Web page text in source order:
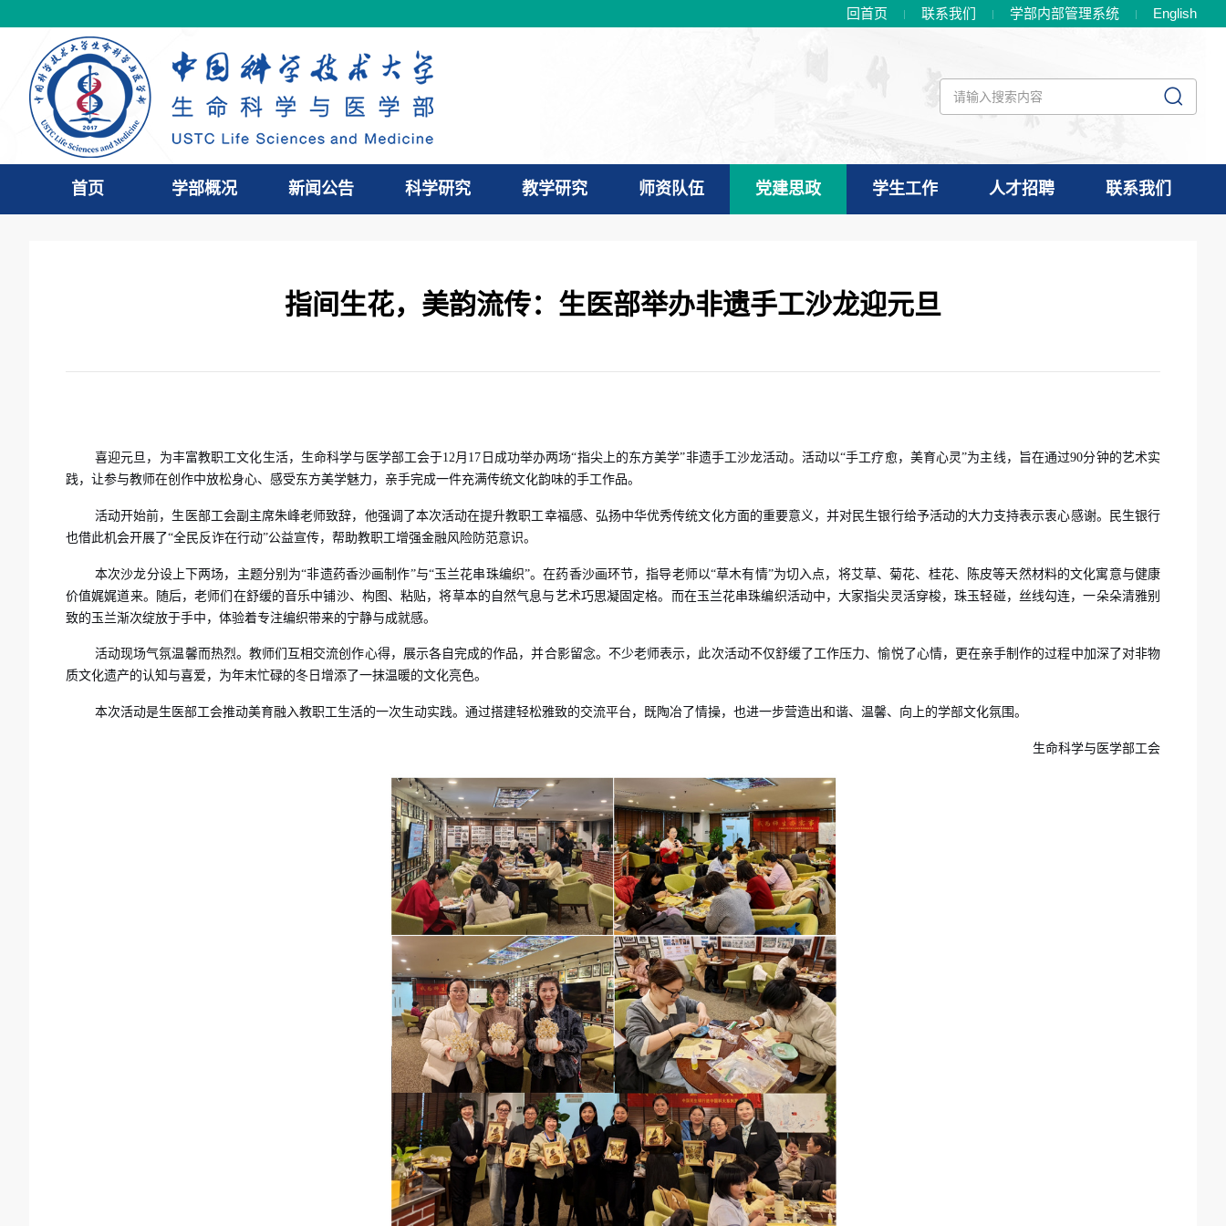
回首页 联系我们 学部内部管理系统 English
首页 学部概况 新闻公告 科学研究 教学研究 师资队伍 党建思政 学生工作 人才招聘 联系我们
指间生花，美韵流传：生医部举办非遗手工沙龙迎元旦
喜迎元旦，为丰富教职工文化生活，生命科学与医学部工会于12 月 17 日成功举办两场“指尖上的东方美学”非遗手工沙龙活动。活动以“手工疗愈，美育心灵”为主线，旨在通过90分钟的艺术实
践，让参与教师在创作中放松身心、感受东方美学魅力，亲手完成一件充满传统文化韵味的手工作品。
活动开始前，生医部工会副主席朱峰老师致辞，他强调了本次活动在提升教职工幸福感、弘扬中华优秀传统文化方面的重要意义，并对民生银行给予活动的大力支持表示衷心感谢。民生银行
也借此机会开展了“全民反诈在行动”公益宣传，帮助教职工增强金融风险防范意识。
本次沙龙分设上下两场，主题分别为“非遗药香沙画制作”与“玉兰花串珠编织”。在药香沙画环节，指导老师以“草木有情”为切入点，将艾草、菊花、桂花、陈皮等天然材料的文化寓意与健康
价值娓娓道来。随后，老师们在舒缓的音乐中铺沙、构图、粘贴，将草本的自然气息与艺术巧思凝固定格。而在玉兰花串珠编织活动中，大家指尖灵活穿梭，珠玉轻碰，丝线勾连，一朵朵清雅别
致的玉兰渐次绽放于手中，体验着专注编织带来的宁静与成就感。
活动现场气氛温馨而热烈。教师们互相交流创作心得，展示各自完成的作品，并合影留念。不少老师表示，此次活动不仅舒缓了工作压力、愉悦了心情，更在亲手制作的过程中加深了对非物
质文化遗产的认知与喜爱，为年末忙碌的冬日增添了一抹温暖的文化亮色。
本次活动是生医部工会推动美育融入教职工生活的一次生动实践。通过搭建轻松雅致的交流平台，既陶冶了情操，也进一步营造出和谐、温馨、向上的学部文化氛围。
生命科学与医学部工会